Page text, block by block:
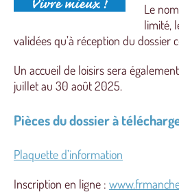
Le
limité,
validées qu’à réception du dossier
Un accueil de loisirs sera
juillet au 30 août 2025.
Pièces du dossier à
Plaquette d’information
Inscription en ligne :